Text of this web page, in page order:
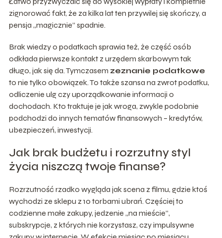
zignorować fakt, że za kilka lat ten przywilej się skończy, a
pensja „magicznie” spadnie.
Brak wiedzy o podatkach sprawia też, że część osób
odkłada pierwsze kontakt z urzędem skarbowym tak
długo, jak się da. Tymczasem zeznanie podatkowe
to nie tylko obowiązek. To także szansa na zwrot podatku,
odliczenie ulg czy uporządkowanie informacji o
dochodach. Kto traktuje je jak wroga, zwykle podobnie
podchodzi do innych tematów finansowych – kredytów,
ubezpieczeń, inwestycji.
Jak brak budżetu i rozrzutny styl
życia niszczą twoje finanse?
Rozrzutność rzadko wygląda jak scena z filmu, gdzie ktoś
wychodzi ze sklepu z 10 torbami ubrań. Częściej to
codzienne małe zakupy, jedzenie „na mieście”,
subskrypcje, z których nie korzystasz, czy impulsywne